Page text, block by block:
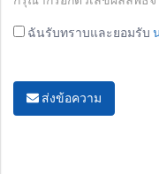
ฉันรับทราบและยอมรับ
ส่งข้อความ